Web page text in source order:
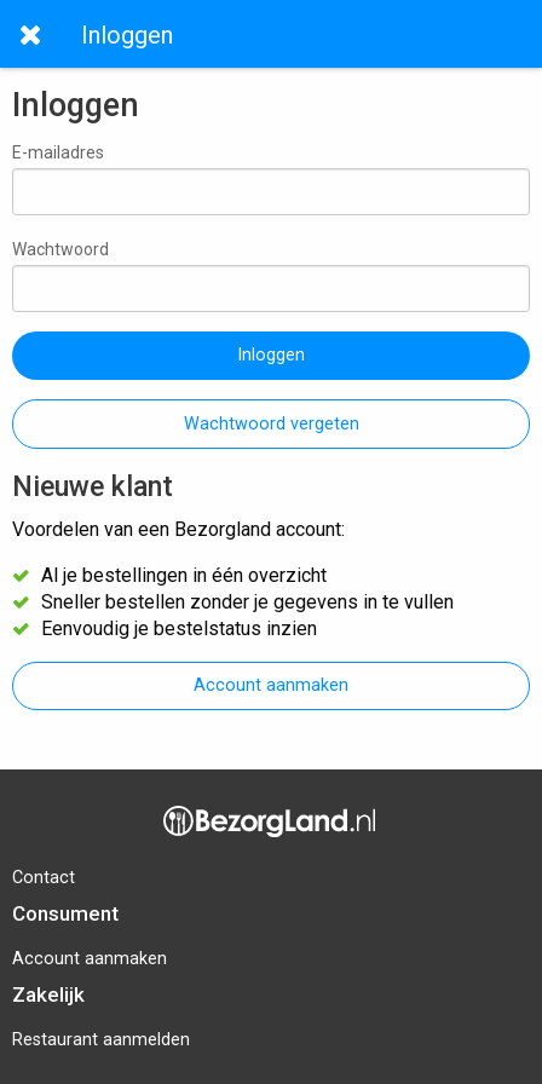
Inloggen
Inloggen
E-mailadres
Wachtwoord
Inloggen
Wachtwoord vergeten
Nieuwe klant
Voordelen van een Bezorgland account:
Al je bestellingen in één overzicht
Sneller bestellen zonder je gegevens in te vullen
Eenvoudig je bestelstatus inzien
Account aanmaken
Contact
Consument
Account aanmaken
Zakelijk
Restaurant aanmelden